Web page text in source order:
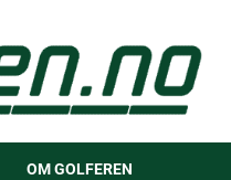
OM GOLFEREN